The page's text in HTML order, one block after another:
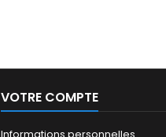
VOTRE COMPTE